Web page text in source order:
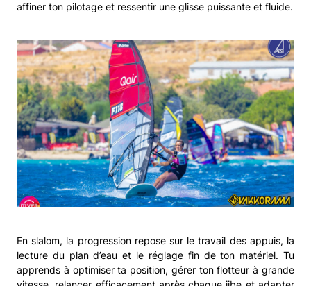
affiner ton pilotage et ressentir une glisse puissante et fluide.
En slalom, la progression repose sur le travail des appuis, la
lecture du plan d’eau et le réglage fin de ton matériel. Tu
apprends à optimiser ta position, gérer ton flotteur à grande